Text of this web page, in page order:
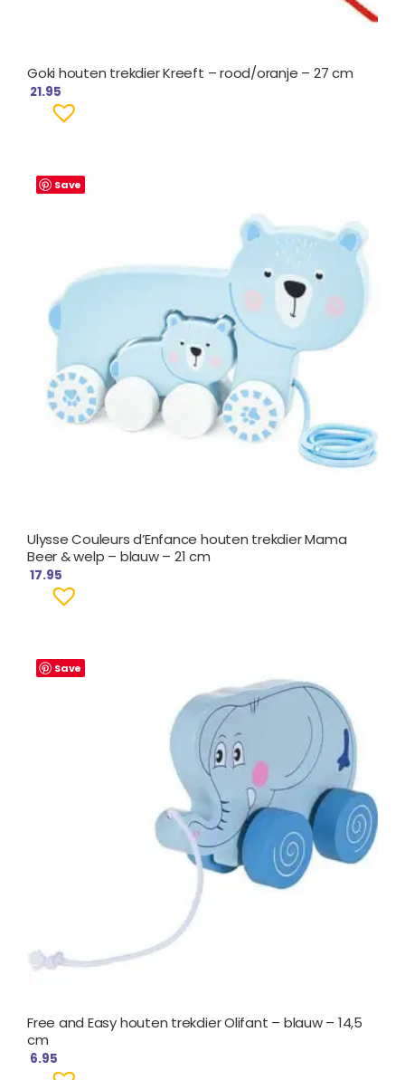
Goki houten trekdier Kreeft – rood/oranje – 27 cm
21.95
Save
Ulysse Couleurs d’Enfance houten trekdier Mama
Beer & welp – blauw – 21 cm
17.95
Save
Free and Easy houten trekdier Olifant – blauw – 14,5
cm
6.95